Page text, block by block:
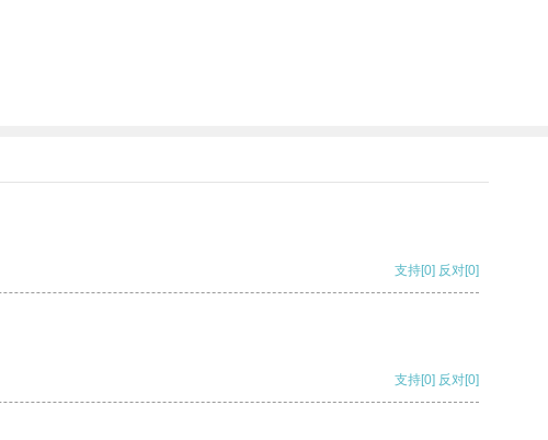
支持[0] 反对[0]
支持[0] 反对[0]